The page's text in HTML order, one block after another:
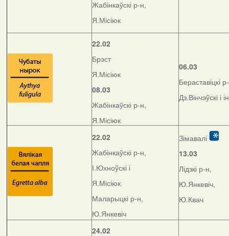
Жабінкаўскі р-н,
Я.Місіюк
22.02
Брэст
Я.Місіюк
08.03
Жабінкаўскі р-н,
Я.Місіюк
06.03
Бераставіцкі
Дз.Вінчэўскі і
22.02
Жабінкаўскі р-н,
І.Юхноўскі і
Я.Місіюк
Маларыцкі р-н,
Ю.Янкевіч
Зімавалі
13.03
Лідзкі р-н,
Ю.Янкевіч,
Ю.Квач
24.02